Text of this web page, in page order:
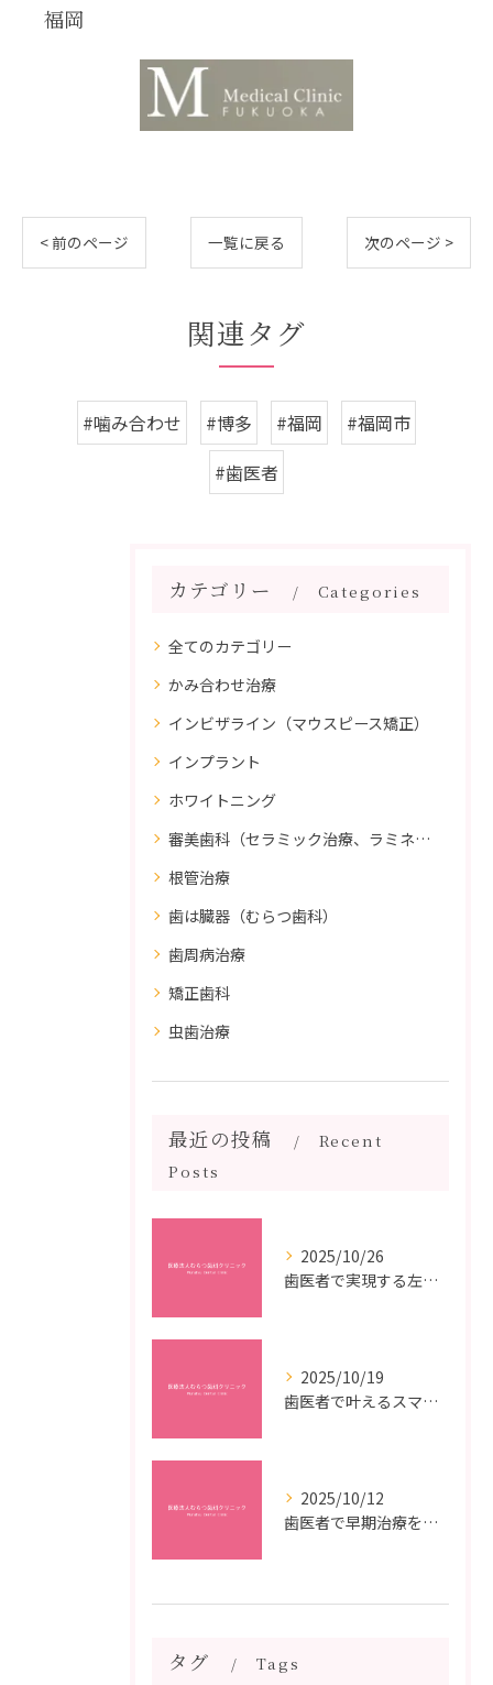
福岡
< 前のページ 一覧に戻る 次のページ >
関連タグ
#噛み合わせ #博多 #福岡
#福岡市
#歯医者
カテゴリー Categories
全てのカテゴリー
かみ合わせ治療
インビザライン（マウスピース矯正）
インプラント
ホワイトニング
審美歯科（セラミック治療、ラミネートべニア、ダイレクトボンディング）
根管治療
歯は臓器（むらつ歯科）
歯周病治療
矯正歯科
虫歯治療
最近の投稿
Recent
Posts
2025/10/26
歯医者で実現する左右対称治療のポイントと矯正治療選びの疑問解決ガイド
2025/10/19
歯医者で叶えるスマイルメイクオーバーなら福岡県福岡市博多区博多駅前の最新矯正治療解説
2025/10/12
歯医者で早期治療を受けるメリットと虫歯悪化を防ぐ最短ステップ
タグ Tags